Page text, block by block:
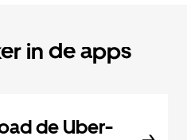
in de apps
de Uber-